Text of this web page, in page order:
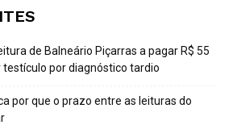
de Balneário Piçarras a pagar R$ 55
por diagnóstico tardio
por que o prazo entre as leituras do